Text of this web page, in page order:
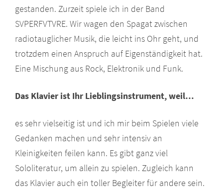
gestanden. Zurzeit spiele ich in der Band
SVPERFVTVRE. Wir wagen den Spagat zwischen
radiotauglicher Musik, die leicht ins Ohr geht, und
trotzdem einen Anspruch auf Eigenständigkeit hat.
Eine Mischung aus Rock, Elektronik und Funk.
Das Klavier ist Ihr Lieblingsinstrument, weil…
es sehr vielseitig ist und ich mir beim Spielen viele
Gedanken machen und sehr intensiv an
Kleinigkeiten feilen kann. Es gibt ganz viel
Sololiteratur, um allein zu spielen. Zugleich kann
das Klavier auch ein toller Begleiter für andere sein.